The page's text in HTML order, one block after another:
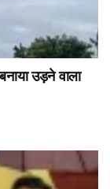
उड़ने वाला